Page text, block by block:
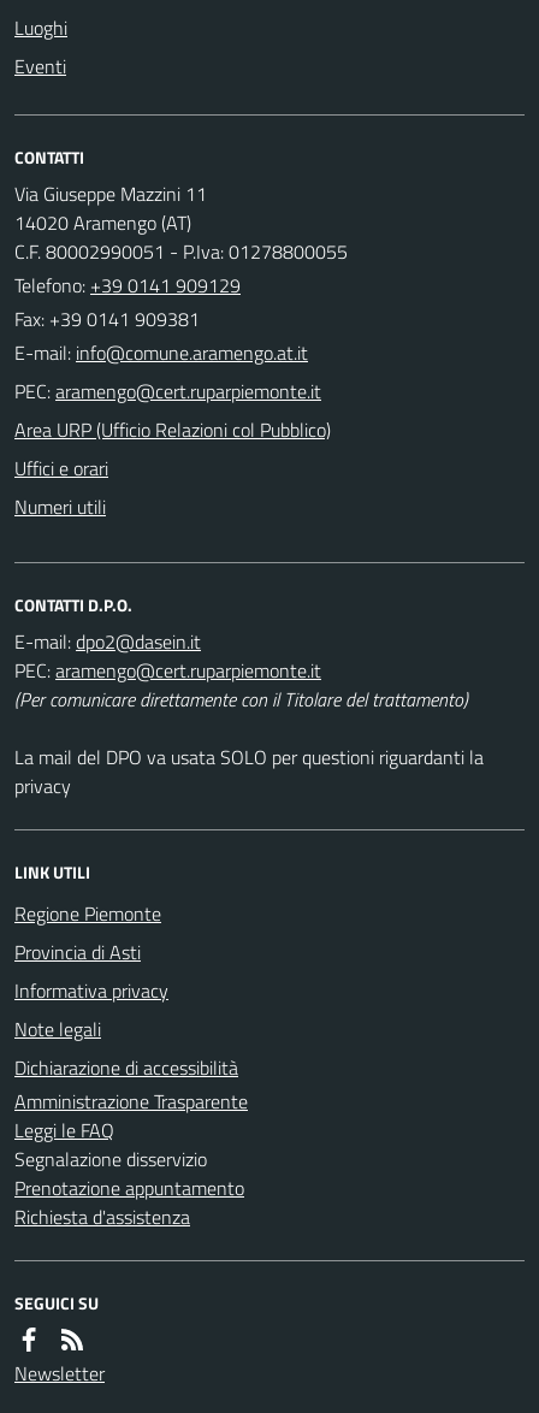
Luoghi
Eventi
CONTATTI
Via Giuseppe Mazzini 11
14020 Aramengo (AT)
C.F. 80002990051 - P.Iva: 01278800055
Telefono: +39 0141 909129
Fax: +39 0141 909381
E-mail:
PEC:
Area URP (Ufficio Relazioni col Pubblico)
Uffici e orari
Numeri utili
CONTATTI D.P.O.
E-mail:
PEC:
(Per comunicare direttamente con il Titolare del trattamento)
La mail del DPO va usata SOLO per questioni riguardanti la
privacy
LINK UTILI
Regione Piemonte
Provincia di Asti
Informativa privacy
Note legali
Dichiarazione di accessibilità
Amministrazione Trasparente
Leggi le FAQ
Segnalazione disservizio
Prenotazione appuntamento
Richiesta d'assistenza
SEGUICI SU
Newsletter